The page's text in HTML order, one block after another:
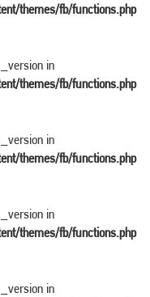
themes/fb/functions.php
in
themes/fb/functions.php
in
themes/fb/functions.php
in
themes/fb/functions.php
in